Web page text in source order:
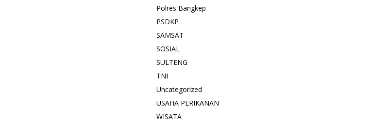
Polres Bangkep
PSDKP
SAMSAT
SOSIAL
SULTENG
TNI
Uncategorized
USAHA PERIKANAN
WISATA